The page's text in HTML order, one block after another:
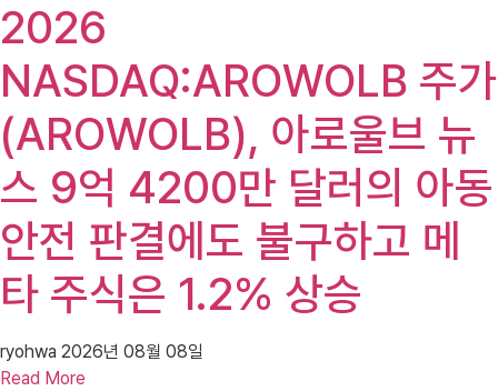
2026
NASDAQ:AROWOLB 주가
(AROWOLB), 아로울브 뉴
스 9억 4200만 달러의 아동
안전 판결에도 불구하고 메
타 주식은 1.2% 상승
ryohwa 2026년 08월 08일
Read More